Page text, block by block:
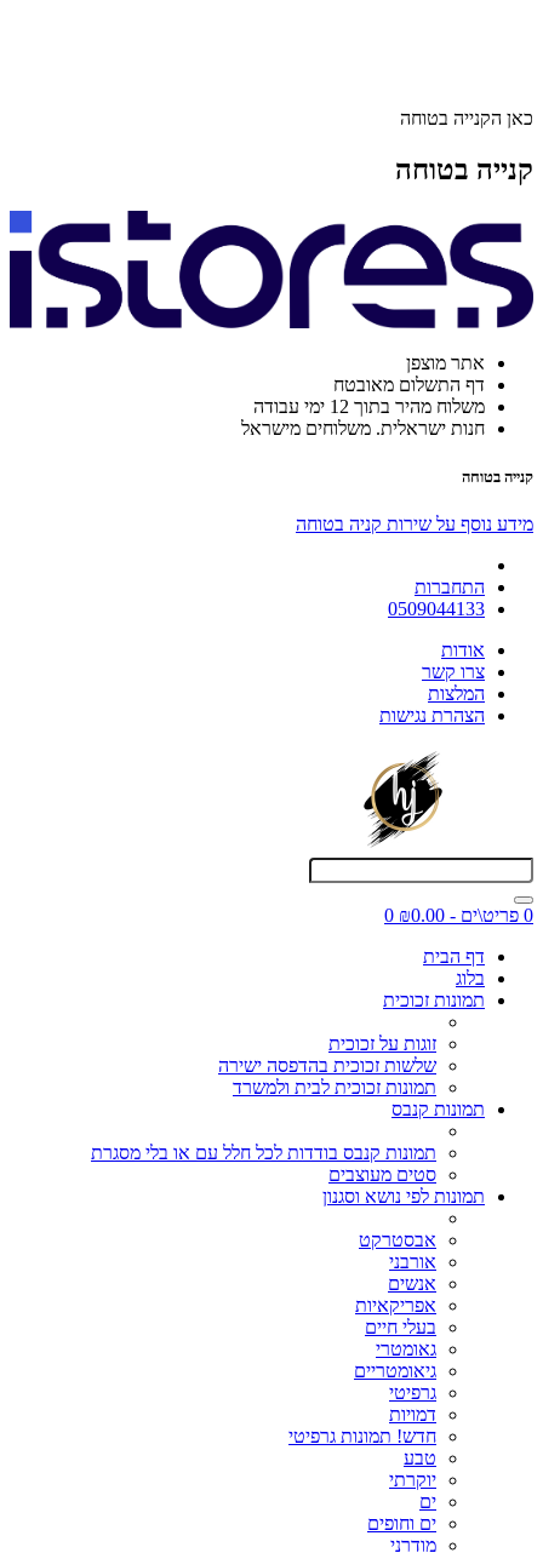
כאן הקנייה בטוחה
קנייה בטוחה
אתר מוצפן
דף התשלום מאובטח
משלוח מהיר בתוך 12 ימי עבודה
חנות ישראלית. משלוחים מישראל
קנייה בטוחה
מידע נוסף על שירות קניה בטוחה
התחברות
0509044133
אודות
צרו קשר
המלצות
הצהרת נגישות
0 פריט\ים - ₪0.00
0
דף הבית
בלוג
תמונות זכוכית
זוגות על זכוכית
שלשות זכוכית בהדפסה ישירה
תמונות זכוכית לבית ולמשרד
תמונות קנבס
תמונות קנבס בודדות לכל חלל עם או בלי מסגרת
סטים מעוצבים
תמונות לפי נושא וסגנון
אבסטרקט
אורבני
אנשים
אפריקאיות
בעלי חיים
גאומטרי
גיאומטריים
גרפיטי
דמויות
חדש! תמונות גרפיטי
טבע
יוקרתי
ים
ים וחופים
מודרני